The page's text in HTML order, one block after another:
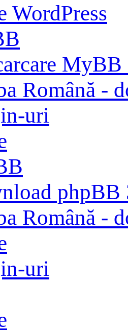
MyBB
Română -
uri
phpBB
Română -
uri